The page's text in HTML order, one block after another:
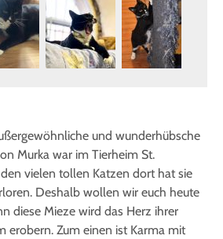
und wunderhübsche
Murka war im Tierheim St.
vielen tollen Katzen dort hat sie
Deshalb wollen wir euch heute
diese Mieze wird das Herz ihrer
erobern. Zum einen ist Karma mit